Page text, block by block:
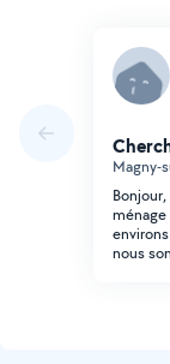
Magny-
ménage
nous